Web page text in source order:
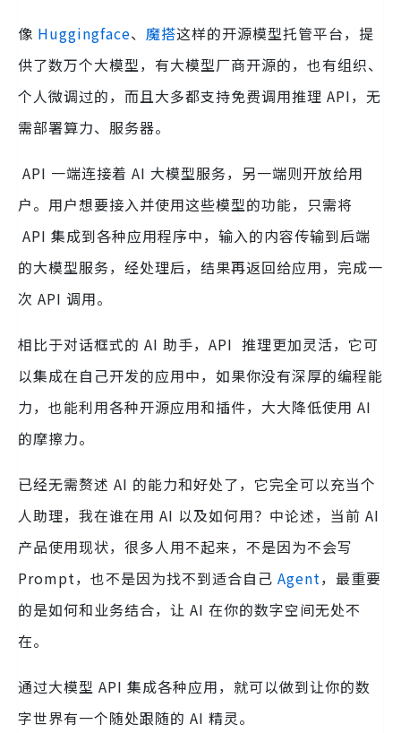
像 Huggingface、 魔搭这样的开源模型托管平台，提
供了数万个大模型，有大模型厂商开源的，也有组织、
个人微调过的，而且大多都支持免费调用推理 API，无
需部署算力、服务器。
API 一端连接着 AI 大模型服务，另一端则开放给用
户。用户想要接入并使用这些模型的功能，只需将
API 集成到各种应用程序中，输入的内容传输到后端
的大模型服务，经处理后，结果再返回给应用，完成一
次 API 调用。
相比于对话框式的 AI 助手，API 推理更加灵活，它可
以集成在自己开发的应用中，如果你没有深厚的编程能
力，也能利用各种开源应用和插件，大大降低使用 AI
的摩擦力。
已经无需赘述 AI 的能力和好处了，它完全可以充当个
人助理，我在谁在用 AI 以及如何用？中论述，当前 AI
产品使用现状，很多人用不起来，不是因为不会写
Prompt，也不是因为找不到适合自己 Agent，最重要
的是如何和业务结合，让 AI 在你的数字空间无处不
在。
通过大模型 API 集成各种应用，就可以做到让你的数
字世界有一个随处跟随的 AI 精灵。